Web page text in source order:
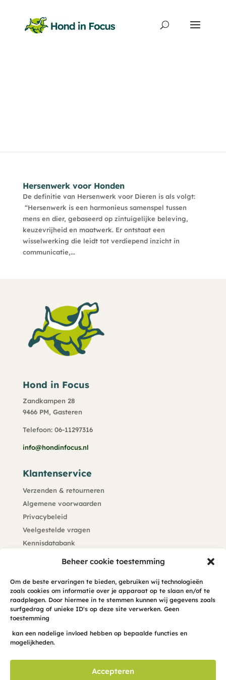
Beheer cookie toestemming
Om de beste ervaringen te bieden, gebruiken wij technologieën
zoals cookies om informatie over je apparaat op te slaan en/of te
raadplegen. Door hiermee in te stemmen kunnen wij gegevens zoals
surfgedrag of unieke ID's op deze site verwerken. Geen
toestemming
kan een nadelige invloed hebben op bepaalde functies en
mogelijkheden.
Accepteren
Hersenwerk voor Honden
De definitie van Hersenwerk voor Dieren is als volgt:
“Hersenwerk is een harmonieus samenspel tussen
mens en dier, gebaseerd op zintuigelijke beleving,
keuzevrijheid en maatwerk. Er ontstaat een
wisselwerking die leidt tot verdiepend inzicht in
communicatie,...
Hond in Focus
Zandkampen 28
9466 PM, Gasteren
Telefoon: 06-11297316
info@hondinfocus.nl
Klantenservice
Verzenden & retourneren
Algemene voorwaarden
Privacybeleid
Veelgestelde vragen
Kennisdatabank
Blijf op de hoogte
Meld je hier aan voor de maandelijkse hond-INFO-cus
in je mailbox